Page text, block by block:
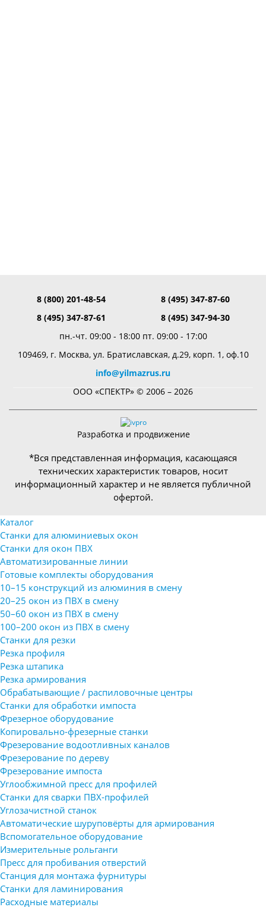
8 (800) 201-48-54
8 (495) 347-87-60
8 (495) 347-87-61
8 (495) 347-94-30
пн.-чт. 09:00 - 18:00 пт. 09:00 - 17:00
109469, г. Москва, ул. Братиславская, д.29, корп. 1, оф.10
info@yilmazrus.ru
ООО «СПЕКТР» © 2006 – 2026
Разработка и продвижение
*Вся представленная информация, касающаяся
технических характеристик товаров, носит
информационный характер и не является публичной
офертой.
Каталог
Станки для алюминиевых окон
Станки для окон ПВХ
Автоматизированные линии
Готовые комплекты оборудования
10–15 конструкций из алюминия в смену
20–25 окон из ПВХ в смену
50–60 окон из ПВХ в смену
100–200 окон из ПВХ в смену
Станки для резки
Резка профиля
Резка штапика
Резка армирования
Обрабатывающие / распиловочные центры
Станки для обработки импоста
Фрезерное оборудование
Копировально-фрезерные станки
Фрезерование водоотливных каналов
Фрезерование по дереву
Фрезерование импоста
Углообжимной пресс для профилей
Станки для сварки ПВХ-профилей
Углозачистной станок
Автоматические шуруповёрты для армирования
Вспомогательное оборудование
Измерительные рольганги
Пресс для пробивания отверстий
Станция для монтажа фурнитуры
Станки для ламинирования
Расходные материалы